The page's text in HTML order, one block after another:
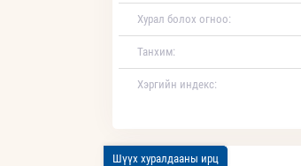
Хурал болох огноо:
Танхим:
Хэргийн индекс:
Шүүх хуралдааны ирц